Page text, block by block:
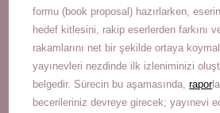
formu (book proposal) hazırlarken,
hedef kitlesini, rakip eserlerden farkını
rakamlarını net bir şekilde ortaya
yayınevleri nezdinde ilk izleniminizi
belgedir. Sürecin bu aşamasında,rapor
becerileriniz devreye girecek; yayınevi